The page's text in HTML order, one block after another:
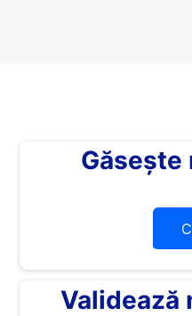
Găsește
Validează